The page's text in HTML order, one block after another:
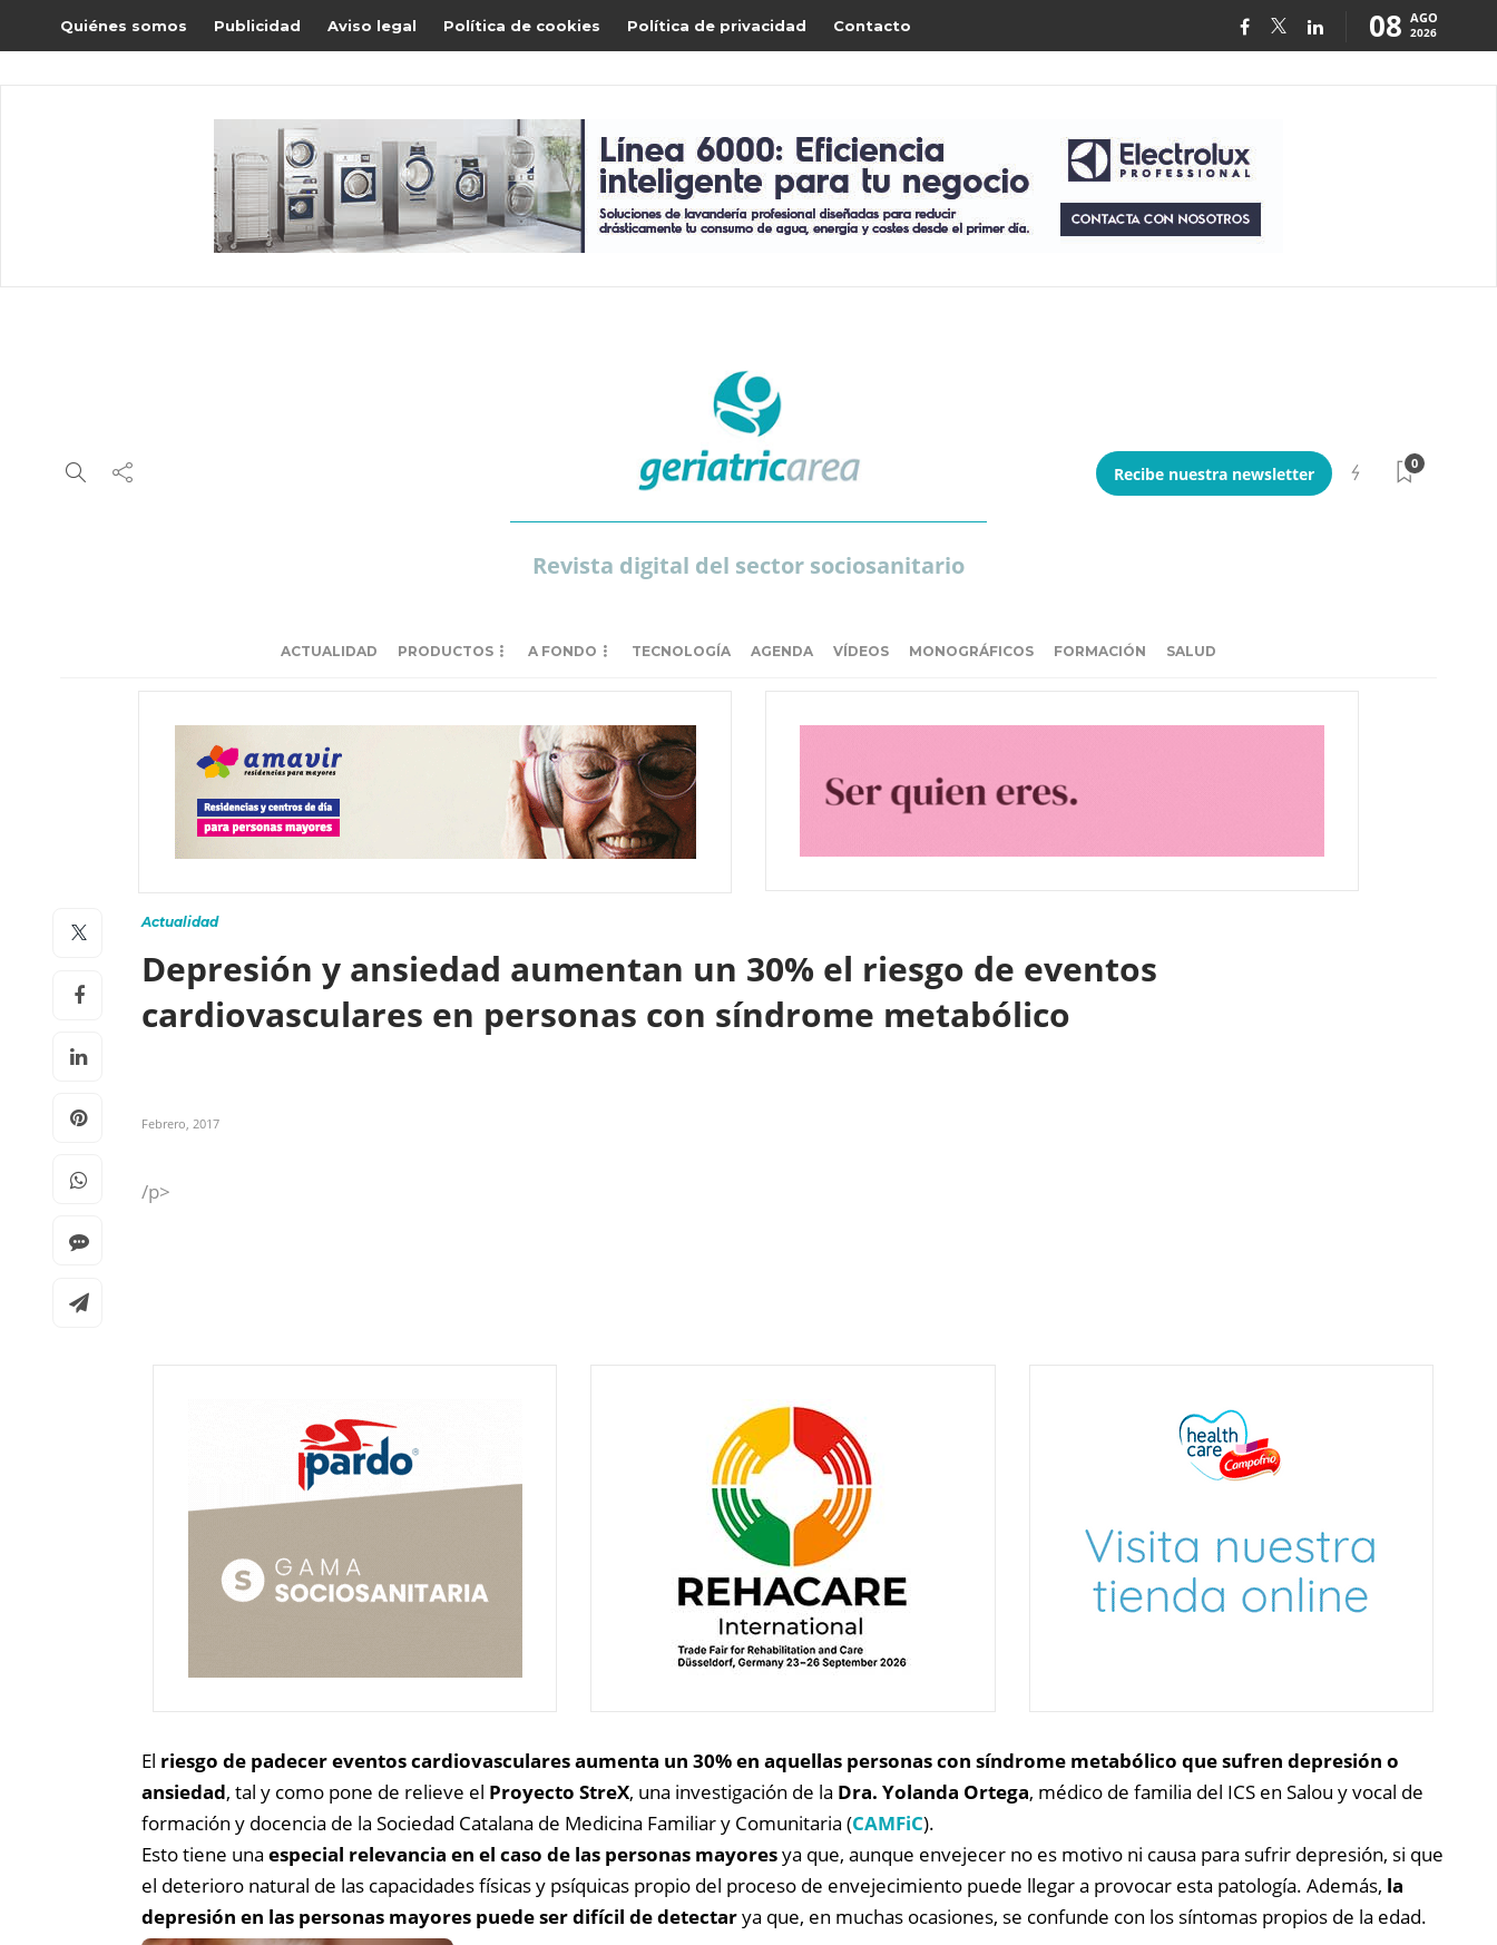
Quiénes somos Publicidad Aviso legal Política de cookies Política de privacidad Contacto 08 AGO
2026
Revista digital del sector sociosanitario
Recibe nuestra newsletter
0
ACTUALIDAD PRODUCTOS A FONDO TECNOLOGÍA AGENDA VÍDEOS MONOGRÁFICOS FORMACIÓN SALUD
Actualidad
Depresión y ansiedad aumentan un 30% el riesgo de eventos
cardiovasculares en personas con síndrome metabólico
Febrero, 2017
/p>
El riesgo de padecer eventos cardiovasculares aumenta un 30% en aquellas personas con síndrome metabólico que sufren depresión o
ansiedad, tal y como pone de relieve el Proyecto StreX, una investigación de la Dra. Yolanda Ortega, médico de familia del ICS en Salou y vocal de
formación y docencia de la Sociedad Catalana de Medicina Familiar y Comunitaria (CAMFiC).
Esto tiene una especial relevancia en el caso de las personas mayoresya que, aunque envejecer no es motivo ni causa para sufrir depresión, si que
el deterioro natural de las capacidades físicas y psíquicas propio del proceso de envejecimiento puede llegar a provocar esta patología. Además, la
depresión en las personas mayores puede ser difícil de detectarya que, en muchas ocasiones, se confunde con los síntomas propios de la edad.